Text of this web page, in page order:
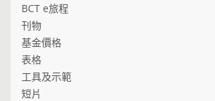
BCT e旅程
刊物
基金價格
表格
工具及示範
短片